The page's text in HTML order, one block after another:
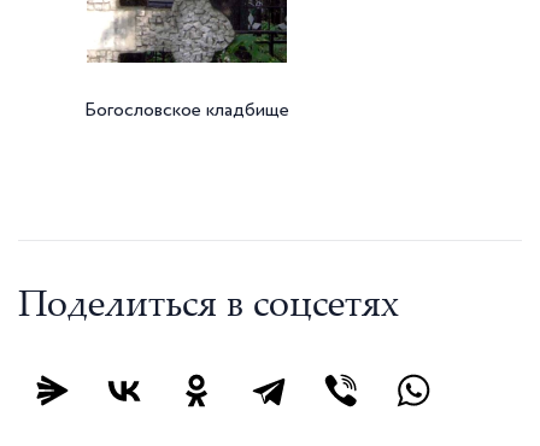
Богословское кладбище
Поделиться в соцсетях